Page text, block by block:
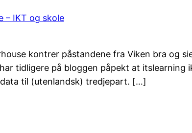
– IKT og skole
kontrer påstandene fra Viken bra og
tidligere på bloggen påpekt at
til (utenlandsk) tredjepart. […]